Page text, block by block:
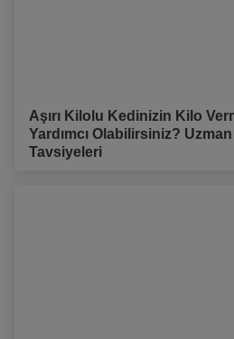
Aşırı Kilolu Kedinizin Kilo
Yardımcı Olabilirsiniz?
Tavsiyeleri